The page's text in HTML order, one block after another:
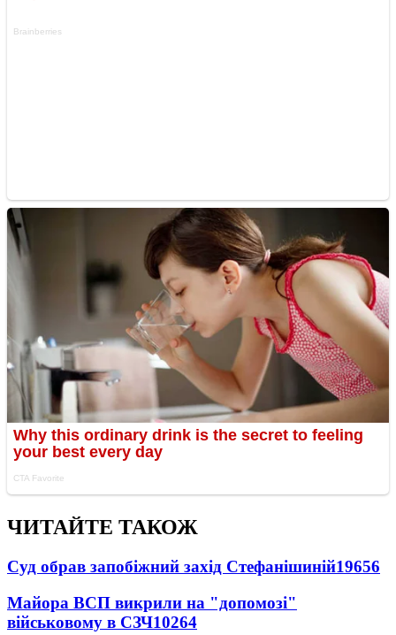
ЧИТАЙТЕ ТАКОЖ
Суд обрав запобіжний захід Стефанішиній19656
Майора ВСП викрили на "допомозі"
військовому в СЗЧ10264